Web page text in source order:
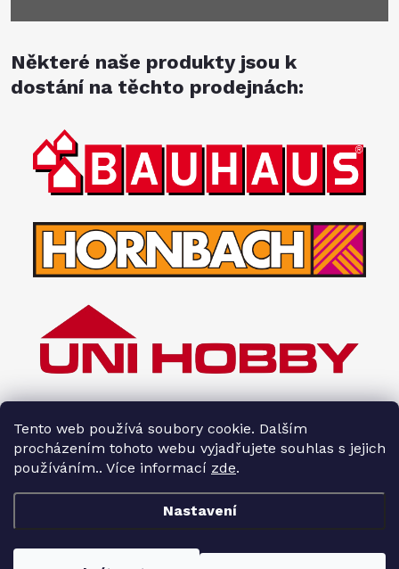
Tento web používá soubory cookie. Dalším
procházením tohoto webu vyjadřujete souhlas s jejich
používáním.. Více informací zde.
Nastavení
Některé naše produkty jsou k
dostání na těchto prodejnách:
Interiéry HOPA. Všechna práva vyhrazena.